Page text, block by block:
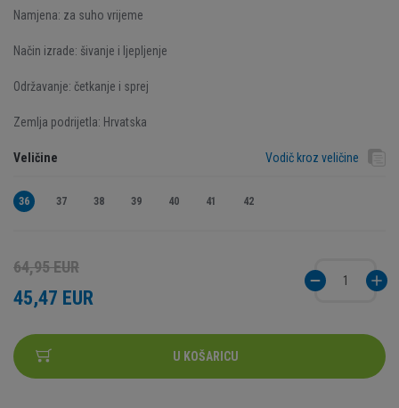
Namjena: za suho vrijeme
Način izrade: šivanje i ljepljenje
Održavanje: četkanje i sprej
Zemlja podrijetla: Hrvatska
Veličine Vodič kroz veličine
36 37 38 39 40 41 42
64,95 EUR
45,47 EUR
U KOŠARICU